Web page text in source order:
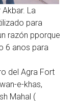
La
para
razón pporque
6 anos para
del Agra Fort
e-khas,
Mahal (